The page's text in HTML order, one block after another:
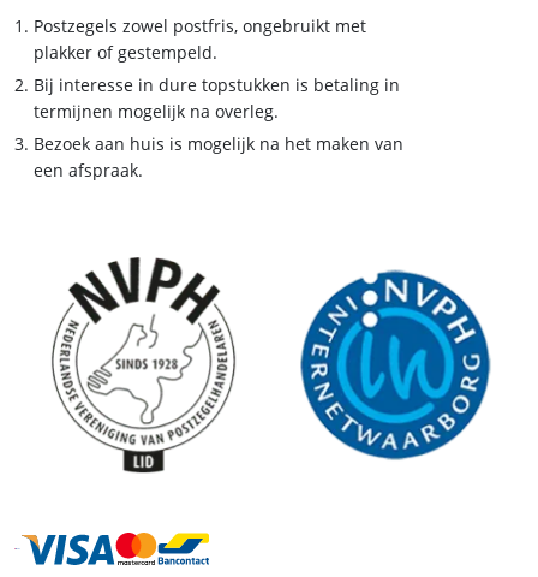
Postzegels zowel postfris, ongebruikt met
plakker of gestempeld.
Bij interesse in dure topstukken is betaling in
termijnen mogelijk na overleg.
Bezoek aan huis is mogelijk na het maken van
een afspraak.